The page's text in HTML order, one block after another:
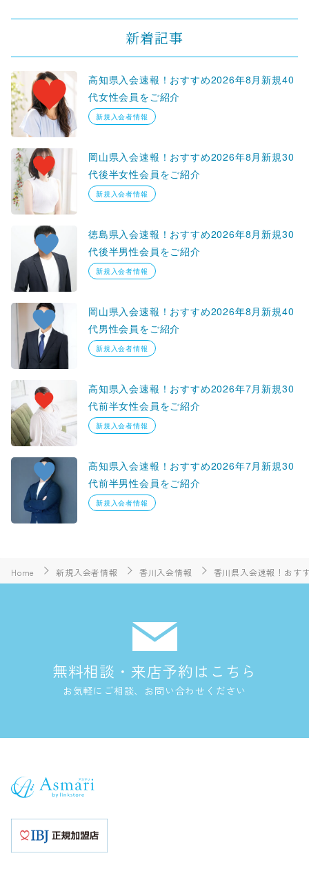
新着記事
高知県入会速報！おすすめ2026年8月新規40
代女性会員をご紹介
新規入会者情報
岡山県入会速報！おすすめ2026年8月新規30
代後半女性会員をご紹介
新規入会者情報
徳島県入会速報！おすすめ2026年8月新規30
代後半男性会員をご紹介
新規入会者情報
岡山県入会速報！おすすめ2026年8月新規40
代男性会員をご紹介
新規入会者情報
高知県入会速報！おすすめ2026年7月新規30
代前半女性会員をご紹介
新規入会者情報
高知県入会速報！おすすめ2026年7月新規30
代前半男性会員をご紹介
新規入会者情報
Home 新規入会者情報 香川入会情報 香川県入会速報！おす
無料相談・来店予約はこちら
お気軽にご相談、お問い合わせください